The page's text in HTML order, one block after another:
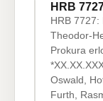
HRB
HRB 7727:
Theodor-
Prokura
Oswald,
Furth,